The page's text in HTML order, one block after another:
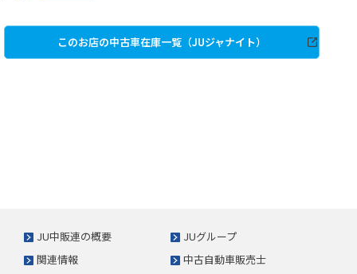
このお店の中古車在庫一覧（JUジャナイト）
JU中販連の概要
JUグループ
関連情報
中古自動車販売士